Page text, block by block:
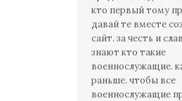
кто первый тому
давай те вместе
сайт. за честь и
знают кто такие
военнослужащие.
раньше. чтобы все
военнослужащие